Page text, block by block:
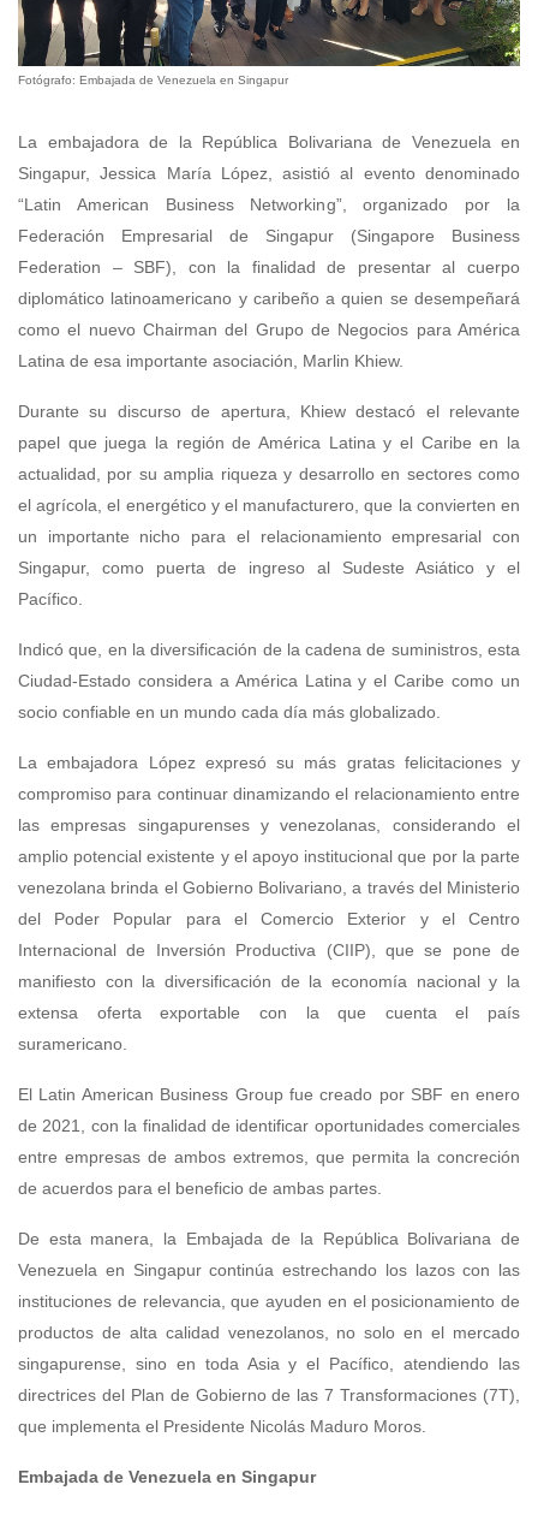
Fotógrafo: Embajada de Venezuela en Singapur
La embajadora de la República Bolivariana de Venezuela en
Singapur, Jessica María López, asistió al evento denominado
“Latin American Business Networking”, organizado por la
Federación Empresarial de Singapur (Singapore Business
Federation – SBF), con la finalidad de presentar al cuerpo
diplomático latinoamericano y caribeño a quien se desempeñará
como el nuevo Chairman del Grupo de Negocios para América
Latina de esa importante asociación, Marlin Khiew.
Durante su discurso de apertura, Khiew destacó el relevante
papel que juega la región de América Latina y el Caribe en la
actualidad, por su amplia riqueza y desarrollo en sectores como
el agrícola, el energético y el manufacturero, que la convierten en
un importante nicho para el relacionamiento empresarial con
Singapur, como puerta de ingreso al Sudeste Asiático y el
Pacífico.
Indicó que, en la diversificación de la cadena de suministros, esta
Ciudad-Estado considera a América Latina y el Caribe como un
socio confiable en un mundo cada día más globalizado.
La embajadora López expresó su más gratas felicitaciones y
compromiso para continuar dinamizando el relacionamiento entre
las empresas singapurenses y venezolanas, considerando el
amplio potencial existente y el apoyo institucional que por la parte
venezolana brinda el Gobierno Bolivariano, a través del Ministerio
del Poder Popular para el Comercio Exterior y el Centro
Internacional de Inversión Productiva (CIIP), que se pone de
manifiesto con la diversificación de la economía nacional y la
extensa oferta exportable con la que cuenta el país
suramericano.
El Latin American Business Group fue creado por SBF en enero
de 2021, con la finalidad de identificar oportunidades comerciales
entre empresas de ambos extremos, que permita la concreción
de acuerdos para el beneficio de ambas partes.
De esta manera, la Embajada de la República Bolivariana de
Venezuela en Singapur continúa estrechando los lazos con las
instituciones de relevancia, que ayuden en el posicionamiento de
productos de alta calidad venezolanos, no solo en el mercado
singapurense, sino en toda Asia y el Pacífico, atendiendo las
directrices del Plan de Gobierno de las 7 Transformaciones (7T),
que implementa el Presidente Nicolás Maduro Moros.
Embajada de Venezuela en Singapur